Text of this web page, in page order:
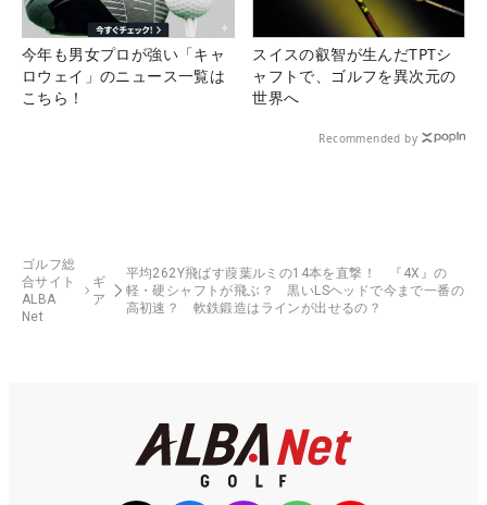
今年も男女プロが強い「キャ
ロウェイ」のニュース一覧は
こちら！
スイスの叡智が生んだTPTシ
ャフトで、ゴルフを異次元の
世界へ
Recommended by
ゴルフ総
合サイト
ALBA
Net
ギ
ア
平均262Y飛ばす葭葉ルミの14本を直撃！ 『4X』の
軽・硬シャフトが飛ぶ？ 黒いLSヘッドで今まで一番の
高初速？ 軟鉄鍛造はラインが出せるの？